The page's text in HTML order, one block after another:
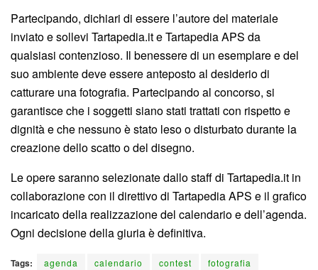
Partecipando, dichiari di essere l’autore del materiale
inviato e sollevi Tartapedia.it e Tartapedia APS da
qualsiasi contenzioso. Il benessere di un esemplare e del
suo ambiente deve essere anteposto al desiderio di
catturare una fotografia. Partecipando al concorso, si
garantisce che i soggetti siano stati trattati con rispetto e
dignità e che nessuno è stato leso o disturbato durante la
creazione dello scatto o del disegno.
Le opere saranno selezionate dallo staff di Tartapedia.it in
collaborazione con il direttivo di Tartapedia APS e il grafico
incaricato della realizzazione del calendario e dell’agenda.
Ogni decisione della giuria è definitiva.
Tags: agenda calendario contest
fotografia